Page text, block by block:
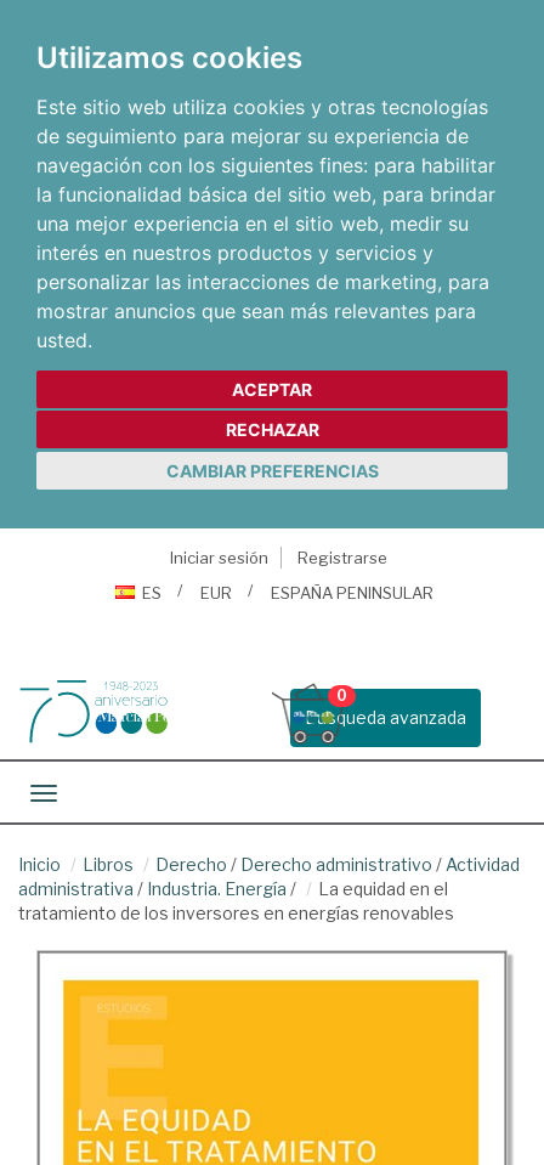
Utilizamos cookies
Este sitio web utiliza cookies y otras tecnologías
de seguimiento para mejorar su experiencia de
navegación con los siguientes fines: para habilitar
la funcionalidad básica del sitio web, para brindar
una mejor experiencia en el sitio web, medir su
interés en nuestros productos y servicios y
personalizar las interacciones de marketing, para
mostrar anuncios que sean más relevantes para
usted.
ACEPTAR
RECHAZAR
CAMBIAR PREFERENCIAS
Iniciar sesión
Registrarse
ES
EUR ESPAÑA PENINSULAR
Busqueda avanzada
0
Toggle navigation
Inicio Libros Derecho / Derecho administrativo / Actividad
administrativa / Industria. Energía /
La equidad en el
tratamiento de los inversores en energías renovables